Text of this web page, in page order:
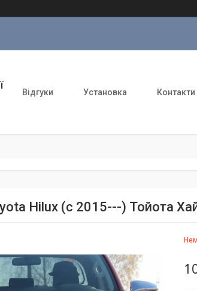
Відгуки Установка Контакти
Hilux (c 2015---) Тойота